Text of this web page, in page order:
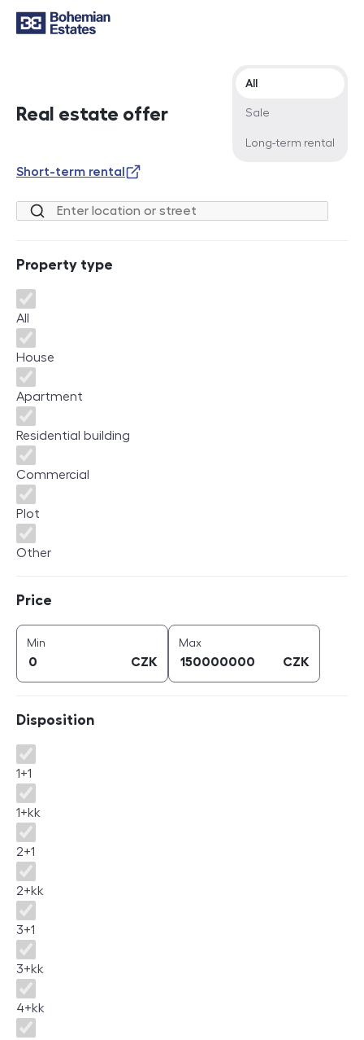
Real estate offer
Offer type
All
Sale
Long-term rental
Short-term rental
Location or street
Property type
Property type
All
House
Apartment
Residential building
Commercial
Plot
Other
Price
Min
CZK
Maxprice (
CZK
Disposition
Disposition
1+1
1+kk
2+1
2+kk
3+1
3+kk
4+kk